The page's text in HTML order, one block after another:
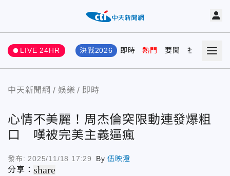
LIVE 24HR 決戰2026 即時 熱門 要聞 社會 娛樂
中天新聞網 娛樂 即時
心情不美麗！周杰倫突限動連發爆粗
口 嘆被完美主義逼瘋
發布: 2025/11/18 17:29 By伍映澄
分享：share